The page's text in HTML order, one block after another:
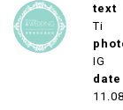
text
Ti
IG
date